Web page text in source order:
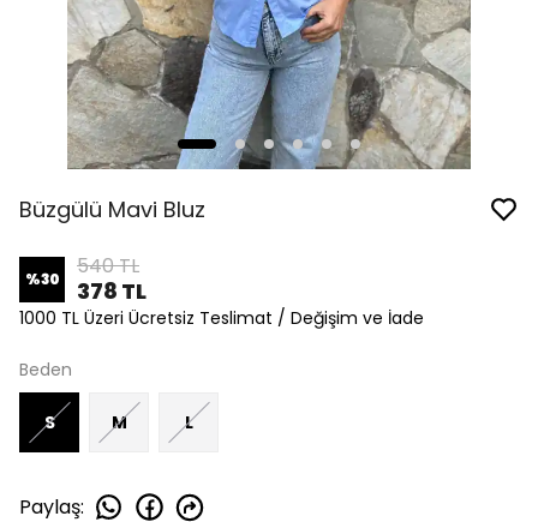
Büzgülü Mavi Bluz
%30 540 TL
378 TL
1000 TL Üzeri Ücretsiz Teslimat / Değişim ve İade
Beden
S M L
Paylaş: